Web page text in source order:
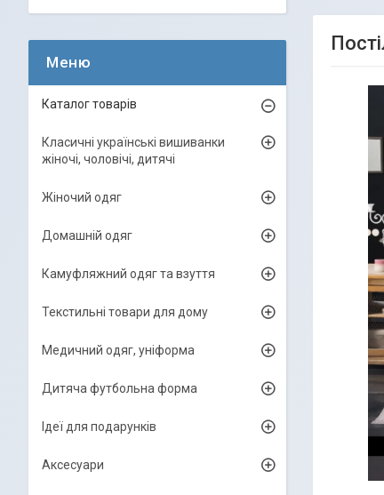
Каталог товарів
Класичні українські вишиванки
жіночі, чоловічі, дитячі
Жіночий одяг
Домашній одяг
Камуфляжний одяг та взуття
Текстильні товари для дому
Медичний одяг, уніформа
Дитяча футбольна форма
Ідеї для подарунків
Аксесуари